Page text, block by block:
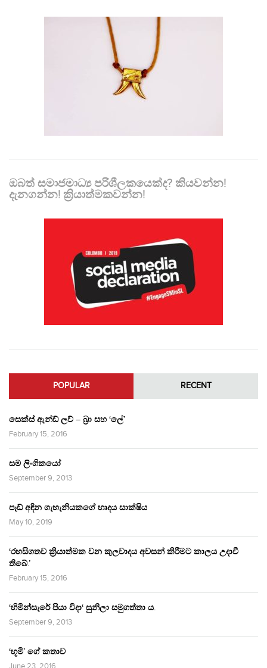
ඔබත් සමාජමාධ්‍ය පරිශීලකයෙක්ද? කියවන්න!
දැනගන්න! ක්‍රියාත්මකවන්න!
POPULAR RECENT
සෙක්ස් ඇන්ඩ් ලව් – බ්‍රා සහ ‘ලේ’
February 15, 2016
සම ලිංගිකයෝ
September 9, 2013
පෑඩ් අඳින ගැහැනියකගේ හෘදය සාක්ෂිය
May 10, 2019
‘රහසිගතව ක්‍රියාත්මක වන කුලවාදය අවසන් කිරීමට කාලය උදාවී
තිබේ.’
February 15, 2016
‘හිමින්සැරේ පියා විදා‘ සුනිලා සමුගත්තා ය.
September 9, 2013
‘භූමි’ ගේ කතාව